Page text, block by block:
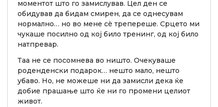
моментот што го замислував. Цел ден се
обидував да бидам смирен, да се однесувам
нормално… но во мене сè трепереше. Срцето ми
чукаше посилно од кој било тренинг, од кој било
натпревар.
Таа не се посомнева во ништо. Очекуваше
роденденски подарок… нешто мало, нешто
убаво. Но, не можеше ни да замисли дека ќе
добие прашање што ќе ни го промени целиот
живот.